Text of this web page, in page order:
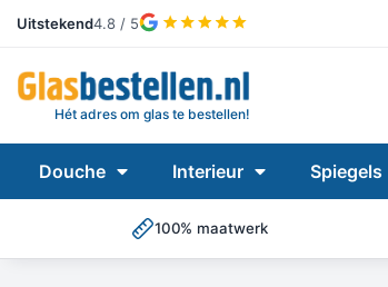
Uitstekend4.8 / 5
Hét adres om glas te bestellen!
Douche Interieur Spiegels
100% maatwerk